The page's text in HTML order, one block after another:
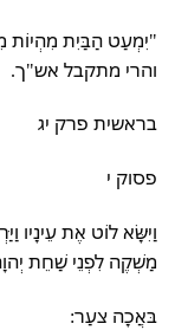
"יִמְעַט הַבַּיִת מִהְיוֹת
והרי מתקבל אש"ך.
בראשית פרק יג
פסוק י
וַיִּשָּׂא לוֹט אֶת עֵינָיו
מַשְׁקֶה לִפְנֵי שַׁחֵת
בּאֲכָה צעַר: